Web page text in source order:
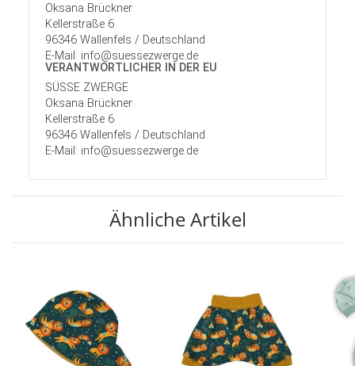
Oksana Brückner
Kellerstraße 6
96346 Wallenfels / Deutschland
E-Mail: info@suessezwerge.de
VERANTWORT­LICHER IN DER EU
SÜSSE ZWERGE
Oksana Brückner
Kellerstraße 6
96346 Wallenfels / Deutschland
E-Mail: info@suessezwerge.de
Ähnliche Artikel